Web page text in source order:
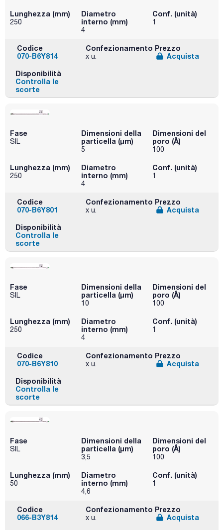
Lunghezza (mm)
250
Diametro
interno (mm)
4
Conf. (unità)
1
Codice
070-B6Y814
Confezionamento
x u.
Prezzo
Acquista
Disponibilità
Controlla le
scorte
Fase
SIL
Dimensioni della
particella (μm)
5
Dimensioni del
poro (Å)
100
Lunghezza (mm)
250
Diametro
interno (mm)
4
Conf. (unità)
1
Codice
070-B6Y801
Confezionamento
x u.
Prezzo
Acquista
Disponibilità
Controlla le
scorte
Fase
SIL
Dimensioni della
particella (μm)
10
Dimensioni del
poro (Å)
100
Lunghezza (mm)
250
Diametro
interno (mm)
4
Conf. (unità)
1
Codice
070-B6Y810
Confezionamento
x u.
Prezzo
Acquista
Disponibilità
Controlla le
scorte
Fase
SIL
Dimensioni della
particella (μm)
3,5
Dimensioni del
poro (Å)
100
Lunghezza (mm)
50
Diametro
interno (mm)
4,6
Conf. (unità)
1
Codice
066-B3Y814
Confezionamento
x u.
Prezzo
Acquista